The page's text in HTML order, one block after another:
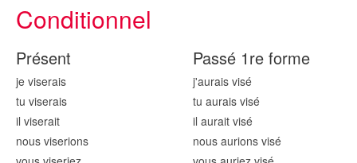
Conditionnel
Présent
je viserais
tu viserais
il viserait
nous viserions
Passé 1re forme
j'aurais visé
tu aurais visé
il aurait visé
nous aurions visé